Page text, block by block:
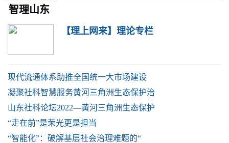
智理山东
【理上网来】理论专栏
现代流通体系助推全国统一大市场建设
凝聚社科智慧服务黄河三角洲生态保护治
山东社科论坛2022—黄河三角洲生态保护
“走在前”是荣光更是担当
“智能化”：破解基层社会治理难题的“